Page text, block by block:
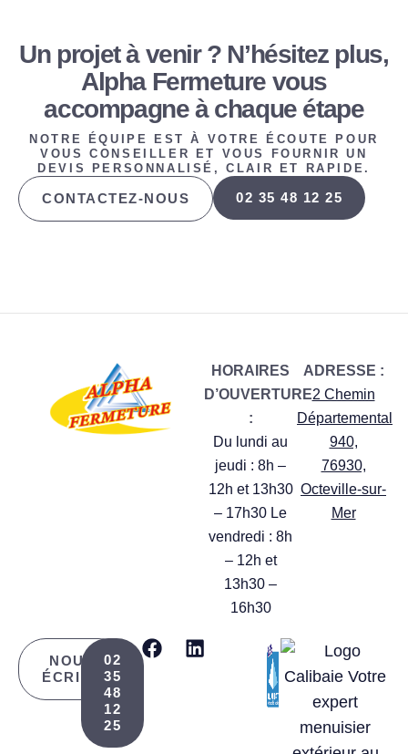
Un projet à venir ? N’hésitez plus,
Alpha Fermeture vous
accompagne à chaque étape
NOTRE ÉQUIPE EST À VOTRE ÉCOUTE POUR
VOUS CONSEILLER ET VOUS FOURNIR UN
DEVIS PERSONNALISÉ, CLAIR ET RAPIDE.
CONTACTEZ-NOUS 02 35 48 12 25
HORAIRES
D’OUVERTURE
:
Du lundi au
jeudi : 8h –
12h et 13h30
– 17h30 Le
vendredi : 8h
– 12h et
13h30 –
16h30
ADRESSE :
2 Chemin
Départemental
940,
76930,
Octeville-sur-
Mer
NOUS
ÉCRIRE
02
35
48
12
25